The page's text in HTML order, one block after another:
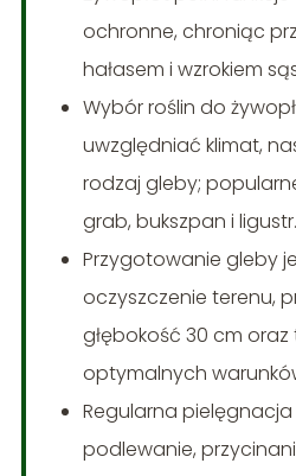
ochronne, chroniąc
hałasem i wzrokiem
Wybór roślin do
uwzględniać klimat,
rodzaj gleby;
grab, bukszpan i ligustr.
Przygotowanie gleby
oczyszczenie terenu,
głębokość 30 cm
optymalnych
Regularna
podlewanie,